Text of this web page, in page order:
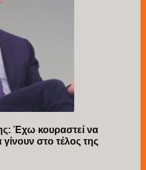
Έχω κουραστεί να
γίνουν στο τέλος της